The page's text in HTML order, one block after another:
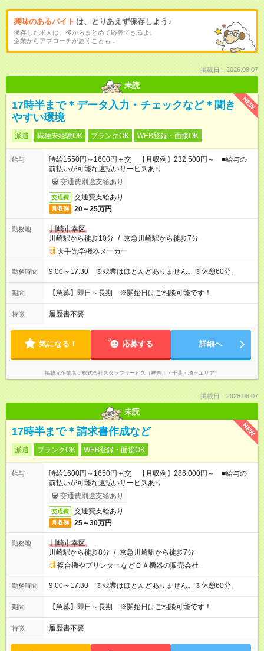
興味のあるバイト は、とりあえず保存しよう♪
保存した求人は、後からまとめて応募できるよ。
企業からアプローチが届くことも！
掲載日：2026.08.07
未読
NEW
17時半まで＊データ入力・チェックなど＊聞き
やすい環境
派遣 職種未経験OK ブランクOK WEB登録・面接OK
給与
時給1550円～1600円＋交 【月収例】232,500円～ ■給与の
前払いが可能な速払いサービスあり
交通費別途支給あり
交通費 交通費支給あり
月収例 20～25万円
勤務地
川崎市幸区
川崎駅から徒歩10分 / 京急川崎駅から徒歩7分
大手光学機器メーカー
勤務時間 9:00～17:30 ※残業はほとんどありません。※休憩60分。
期間 【急募】即日～長期 ※開始日はご相談可能です！
特徴 履歴書不要
気になる！ 応募する 詳細へ
掲載元企業名 株式会社スタッフサービス（神奈川・千葉・埼玉エリア）
掲載日：2026.08.07
未読
NEW
17時半まで＊請求書作成など
派遣 ブランクOK WEB登録・面接OK
給与
時給1600円～1650円＋交 【月収例】286,000円～ ■給与の
前払いが可能な速払いサービスあり
交通費別途支給あり
交通費 交通費支給あり
月収例 25～30万円
勤務地
川崎市幸区
川崎駅から徒歩8分 / 京急川崎駅から徒歩7分
複合機やプリンターなどＯＡ機器の販売会社
勤務時間 9:00～17:30 ※残業はほとんどありません。※休憩60分。
期間 【急募】即日～長期 ※開始日はご相談可能です！
特徴 履歴書不要